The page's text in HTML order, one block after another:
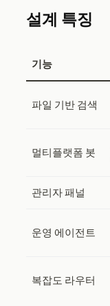
설계 특징
기능
파일 기반 검색
멀티플랫폼 봇
관리자 패널
운영 에이전트
복잡도 라우터